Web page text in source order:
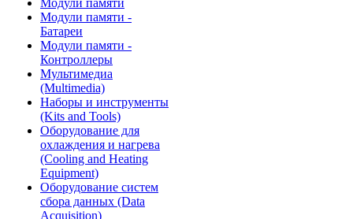
Модули памяти
Модули памяти -
Батареи
Модули памяти -
Контроллеры
Мультимедиа
(Multimedia)
Наборы и инструменты
(Kits and Tools)
Оборудование для
охлаждения и нагрева
(Cooling and Heating
Equipment)
Оборудование систем
сбора данных (Data
Acquisition)